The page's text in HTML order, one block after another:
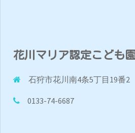
花川マリア認定こども園
石狩市花川南4条5丁目19番2
0133-74-6687